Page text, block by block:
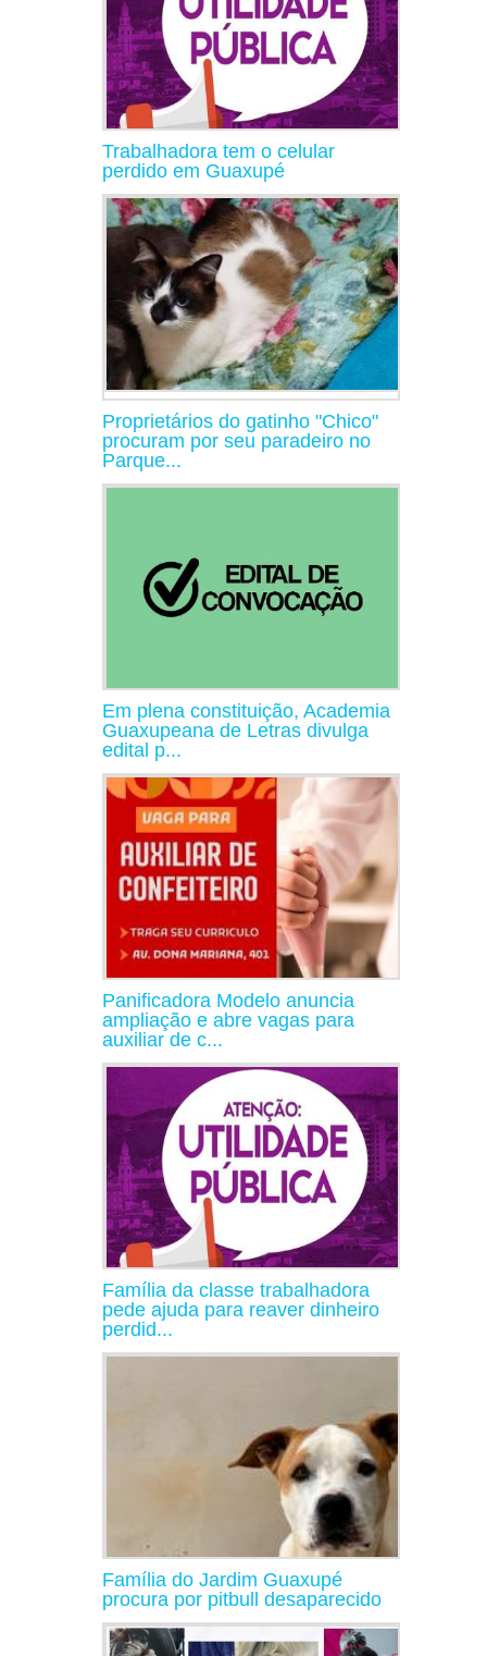
Trabalhadora tem o celular
perdido em Guaxupé
Proprietários do gatinho "Chico"
procuram por seu paradeiro no
Parque...
Em plena constituição, Academia
Guaxupeana de Letras divulga
edital p...
Panificadora Modelo anuncia
ampliação e abre vagas para
auxiliar de c...
Família da classe trabalhadora
pede ajuda para reaver dinheiro
perdid...
Família do Jardim Guaxupé
procura por pitbull desaparecido